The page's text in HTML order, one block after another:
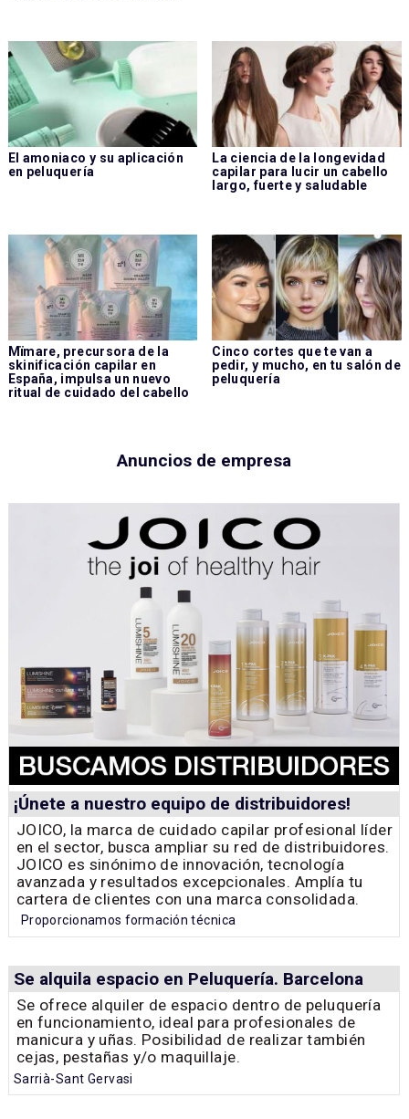
El amoniaco y su aplicación
en peluquería
La ciencia de la longevidad
capilar para lucir un cabello
largo, fuerte y saludable
Mïmare, precursora de la
skinificación capilar en
España, impulsa un nuevo
ritual de cuidado del cabello
Cinco cortes que te van a
pedir, y mucho, en tu salón de
peluquería
Anuncios de empresa
¡Únete a nuestro equipo de distribuidores!
JOICO, la marca de cuidado capilar profesional líder
en el sector, busca ampliar su red de distribuidores.
JOICO es sinónimo de innovación, tecnología
avanzada y resultados excepcionales. Amplía tu
cartera de clientes con una marca consolidada.
Proporcionamos formación técnica
Se alquila espacio en Peluquería. Barcelona
Se ofrece alquiler de espacio dentro de peluquería
en funcionamiento, ideal para profesionales de
manicura y uñas. Posibilidad de realizar también
cejas, pestañas y/o maquillaje.
Sarrià-Sant Gervasi